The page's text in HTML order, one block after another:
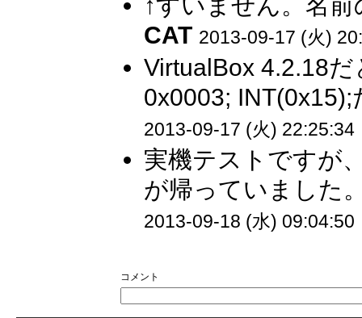
CAT 2013-09-17 (火)
VirtualBox 4.2.18
0x0003;
2013-09-17 (火) 22:25:34
実機テストですが
が帰っていました
2013-09-18 (水) 09:04:50
コメント